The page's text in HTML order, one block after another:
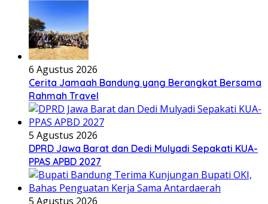
6 Agustus 2026
Cerita Jamaah Bandung yang Berangkat Bersama
Rahmah Travel
5 Agustus 2026
DPRD Jawa Barat dan Dedi Mulyadi Sepakati KUA-
PPAS APBD 2027
5 Agustus 2026